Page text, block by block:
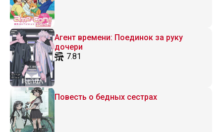
Агент времени: Поединок за руку
дочери
7.81
Повесть о бедных сестрах